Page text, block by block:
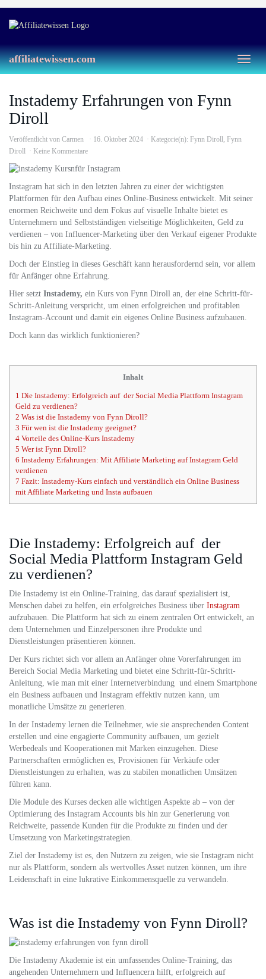
main
Toggle
affiliatewissen.com
Instademy Erfahrungen von Fynn
Diroll
Veröffentlicht von Carmen 16. Oktober 2024 Kategorie(n): Fynn Diroll, Fynn
Diroll
Keine Kommentare
Instagram hat sich in den letzten Jahren zu einer der wichtigsten
Plattformen für den Aufbau eines Online-Business entwickelt. Mit seiner
enormen Reichweite und dem Fokus auf visuelle Inhalte bietet es
Unternehmern und Selbstständigen vielseitige Möglichkeiten, Geld zu
verdienen – von Influencer-Marketing über den Verkauf eigener Produkte
bis hin zu Affiliate-Marketing.
Doch der Einstieg in dieses Geschäft kann herausfordernd sein, vor allem
für Anfänger ohne Erfahrung.
Hier setzt Instademy, ein Kurs von Fynn Diroll an, der eine Schritt-für-
Schritt-Anleitung verspricht, um einen erfolgreichen und profitablen
Instagram-Account und damit ein eigenes Online Business aufzubauen.
Doch kann das wirklich funktionieren?
Inhalt
1 Die Instademy: Erfolgreich auf der Social Media Plattform Instagram
Geld zu verdienen?
2 Was ist die Instademy von Fynn Diroll?
3 Für wen ist die Instademy geeignet?
4 Vorteile des Online-Kurs Instademy
5 Wer ist Fynn Diroll?
6 Instademy Erfahrungen: Mit Affiliate Marketing auf Instagram Geld
verdienen
7 Fazit: Instademy-Kurs einfach und verständlich ein Online Business
mit Affiliate Marketing und Insta aufbauen
Die Instademy: Erfolgreich auf der
Social Media Plattform Instagram Geld
zu verdienen?
Die Instademy ist ein Online-Training, das darauf spezialisiert ist,
Menschen dabei zu helfen, ein erfolgreiches Business über Instagram
aufzubauen. Die Plattform hat sich zu einem zentralen Ort entwickelt, an
dem Unternehmen und Einzelpersonen ihre Produkte und
Dienstleistungen präsentieren können.
Der Kurs richtet sich vor allem an Anfänger ohne Vorerfahrungen im
Bereich Social Media Marketing und bietet eine Schritt-für-Schritt-
Anleitung, wie man mit einer Internetverbindung und einem Smartphone
ein Business aufbauen und Instagram effektiv nutzen kann, um
monatliche Umsätze zu generieren.
In der Instademy lernen die Teilnehmer, wie sie ansprechenden Content
erstellen und eine engagierte Community aufbauen, um gezielt
Werbedeals und Kooperationen mit Marken einzugehen. Diese
Partnerschaften ermöglichen es, Provisionen für Verkäufe oder
Dienstleistungen zu erhalten, was zu stabilen monatlichen Umsätzen
führen kann.
Die Module des Kurses decken alle wichtigen Aspekte ab – von der
Optimierung des Instagram Accounts bis hin zur Generierung von
Reichweite, passende Kunden für die Produkte zu finden und der
Umsetzung von Marketingstrategien.
Ziel der Instademy ist es, den Nutzern zu zeigen, wie sie Instagram nicht
nur als Plattform, sondern als wertvolles Asset nutzen können, um ihre
Leidenschaft in eine lukrative Einkommensquelle zu verwandeln.
Was ist die Instademy von Fynn Diroll?
Die Instademy Akademie ist ein umfassendes Online-Training, das
angehenden Unternehmern und Influencern hilft, erfolgreich auf